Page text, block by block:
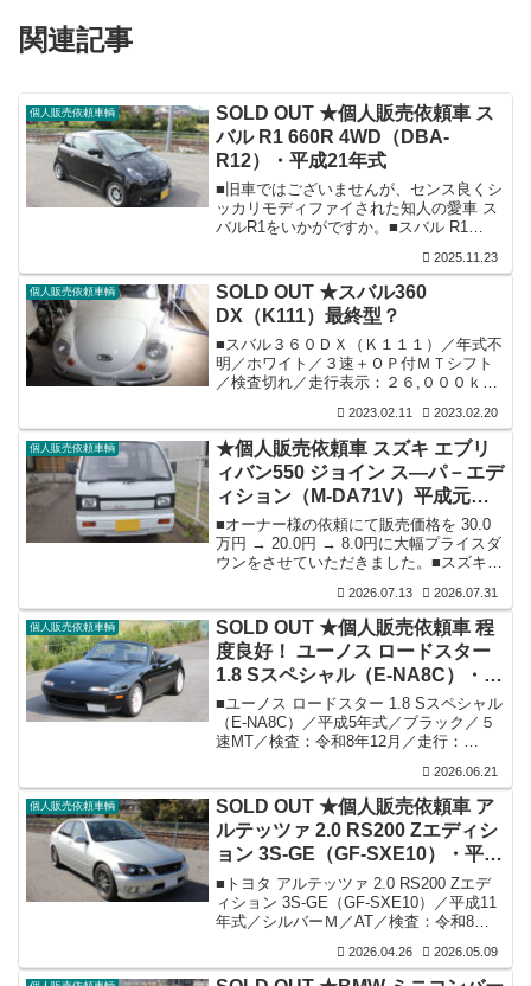
関連記事
個人販売依頼車輌
SOLD OUT ★個人販売依頼車 ス
バル R1 660R 4WD（DBA-
R12）・平成21年式
■旧車ではございませんが、センス良くシ
ッカリモディファイされた知人の愛車 ス
バルR1をいかがですか。■スバル R1
ブラックパール／ＡＴ／検査：令和8年6
月／走行：110,200ｋｍ（使用車につき走
行は伸びます）。■装備：グレードＲ（レ
ザー＆アルカンターラセレクション）／
希少4WD／各機関良好／内外装共上質／
タイミングベルト・テンショナー・プー
リー（101,900ｋｍ時交換）／足回り前後
2025.11.23
個人販売依頼車輌
SOLD OUT ★スバル360
DX（K111）最終型？
■スバル３６０ＤＸ（Ｋ１１１）／年式不
明／ホワイト／３速＋ＯＰ付ＭＴシフト
／検査切れ／走行表示：２６,０００ｋ
保管／内外装共程度良好／フロントシー
トは張り替え済／平成３０年１０月の検
査切れまでは各機関良好で不都合無く走
行を楽しんでおられましたが、検査切れ
後は１度エンジンを掛け納屋にしまい込
みでおられましたので現時点は不動車扱
いでお願いします（エンジンは少しの調
整・メンテナンスで恐らく大丈夫との
事）／車輛は転がりますが特に運転席後
2023.02.11 2023.02.20
個人販売依頼車輌
★個人販売依頼車 スズキ エブリ
ィバン550 ジョイン ス―パ－エデ
ィション（M-DA71V）平成元年
式ですが2度目の大幅プライスダ
ウンとなりました。
■オーナー様の依頼にて販売価格を 30.0
万円 → 20.0円 → 8.0円に大幅プライスダ
ウンをさせていただきました。■スズキ
ィション（M-DA71V）／平成元年式／ホ
ワイト／5速MT／検査切れ／走行：
52,300ｋｍ／修復歴無し。■状態：各機関
良好／エンジン・ミッションからのオイ
ル漏れ無し／令和3年10月タイミングベル
ト交換（画像参照）／エアコン付きです
が効いていません／内外装共良好／フロ
ントウインドウストリップの境に小さな
錆有...
2026.07.13 2026.07.31
個人販売依頼車輌
SOLD OUT ★個人販売依頼車 程
度良好！ ユーノス ロードスター
1.8 Sスペシャル（E-NA8C）・平
成5年式ですが、新たなオーナー
様に引き取られて行きました。
■ユーノス ロードスター 1.8 Sスペシャル
（E-NA8C）／平成5年式／ブラック／５
速MT／検査：令和8年12月／走行：
エクボはございますが目視で錆発生箇所
も見当たらず良好な状態を維持／内装も
良好な状態・社外シートカバー装着され
ていますがシート自体も問題無し／各機
関良好／エンジンは令和4年4月の走行：
118,425km時に45万円投与にてOH済（詳
細及び明細有り）よってエンジンOH後の
走行は実質4,000km強となります／検査
対...
2026.06.21
個人販売依頼車輌
SOLD OUT ★個人販売依頼車 ア
ルテッツァ 2.0 RS200 Zエディシ
ョン 3S-GE（GF-SXE10）・平成
11年式
■トヨタ アルテッツァ 2.0 RS200 Zエデ
ィション 3S-GE（GF-SXE10）／平成11
年式／シルバーＭ／AT／検査：令和8年3
136,300km。■装備：各機関良好／内外装
共上質／MTモード付ステアリングシフト
2026.04.26 2026.05.09